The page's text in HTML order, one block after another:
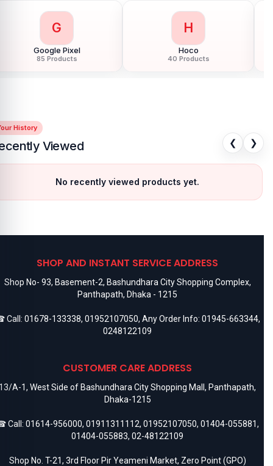
G
Google Pixel
85 Products
H
Hoco
40 Products
History
Viewed ❮ ❯
No recently viewed products yet.
SHOP AND INSTANT SERVICE ADDRESS
Shop No- 93, Basement-2, Bashundhara City Shopping Complex,
Panthapath, Dhaka - 1215
Call: 01678-133338, 01952107050, Any Order Info: 01945-663344,
0248122109
CUSTOMER CARE ADDRESS
A-1, West Side of Bashundhara City Shopping Mall, Panthapath,
Dhaka-1215
Call: 01614-956000, 01911311112, 01952107050, 01404-055881,
01404-055883, 02-48122109
Shop No. T-21, 3rd Floor Pir Yeameni Market, Zero Point (GPO)